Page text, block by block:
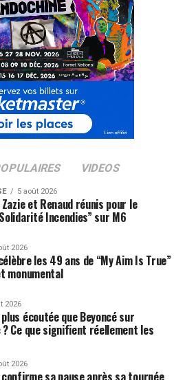
VIDEOS
5 août 2026
et Renaud réunis pour le
Incendies” sur M6
2026
les 49 ans de “My Aim Is True”
monumental
2026
écoutée que Beyoncé sur
? Ce que signifient réellement les
2026
sa pause après sa tournée